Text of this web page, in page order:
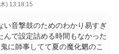
) 13:18:15
い音撃鼓のためのわかり易すぎ
んで設定詰める時間もなかった
に師事してて夏の魔化魍のこ